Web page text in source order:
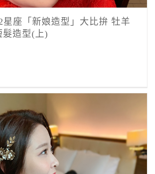
星座「新娘造型」大比拚 牡羊
髮造型(上)